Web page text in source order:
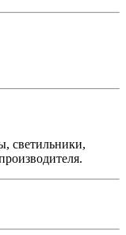
светильники,